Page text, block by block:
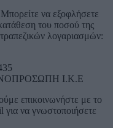
να εξοφλήσετε
του ποσού της
λογαριασμών:
Ι.Κ.Ε
επικοινωνήστε με το
για να γνωστοποιήσετε